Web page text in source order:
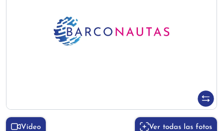
Vídeo Ver todas las fotos